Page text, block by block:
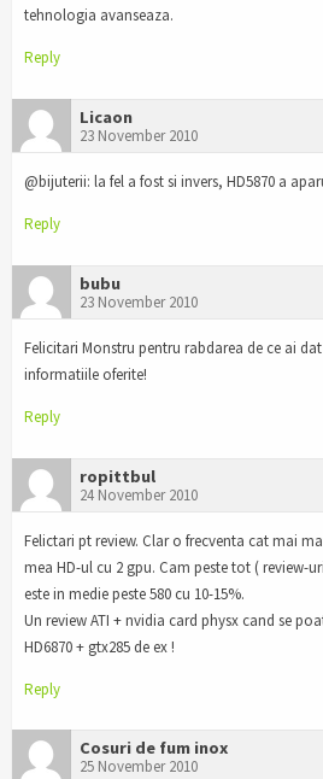
tehnologia avanseaza.
Reply
Licaon
23 November 2010
@bijuterii: la fel a fost si invers, HD5870 a
Reply
bubu
23 November 2010
Felicitari Monstru pentru rabdarea de ce ai
informatiile oferite!
Reply
ropittbul
24 November 2010
Felictari pt review. Clar o frecventa cat mai
mea HD-ul cu 2 gpu. Cam peste tot ( review-
este in medie peste 580 cu 10-15%.
Un review ATI + nvidia card physx cand se
HD6870 + gtx285 de ex !
Reply
Cosuri de fum inox
25 November 2010